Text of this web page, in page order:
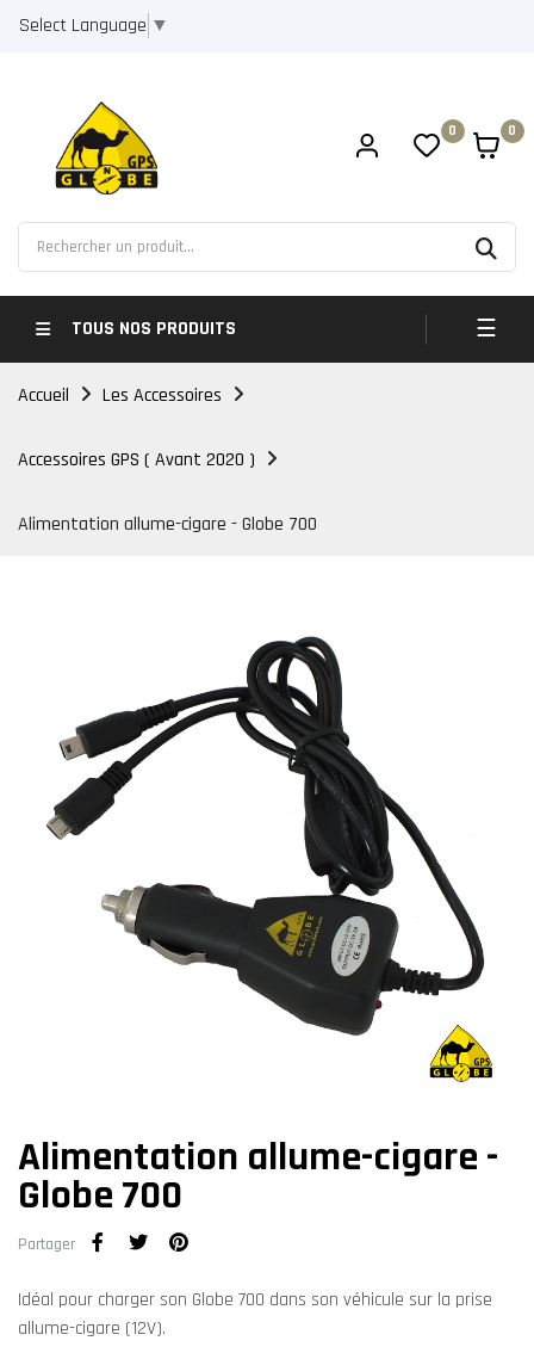
Select Language ▼
0 0
TOUS NOS PRODUITS ☰
Accueil Les Accessoires
Accessoires GPS ( Avant 2020 )
Alimentation allume-cigare - Globe 700
Alimentation allume-cigare -
Globe 700
Partager
Idéal pour charger son Globe 700 dans son véhicule sur la prise
allume-cigare (12V).